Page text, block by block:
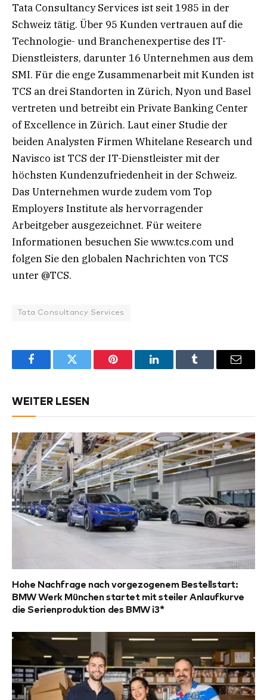
Tata Consultancy Services ist seit 1985 in der
Schweiz tätig. Über 95 Kunden vertrauen auf die
Technologie- und Branchenexpertise des IT-
Dienstleisters, darunter 16 Unternehmen aus dem
SMI. Für die enge Zusammenarbeit mit Kunden ist
TCS an drei Standorten in Zürich, Nyon und Basel
vertreten und betreibt ein Private Banking Center
of Excellence in Zürich. Laut einer Studie der
beiden Analysten Firmen Whitelane Research und
Navisco ist TCS der IT-Dienstleister mit der
höchsten Kundenzufriedenheit in der Schweiz.
Das Unternehmen wurde zudem vom Top
Employers Institute als hervorragender
Arbeitgeber ausgezeichnet. Für weitere
Informationen besuchen Sie www.tcs.com und
folgen Sie den globalen Nachrichten von TCS
unter @TCS.
Tata Consultancy Services
FacebookTwitter Pinterest LinkedInTumblr Email
WEITER LESEN
Hohe Nachfrage nach vorgezogenem Bestellstart:
BMW Werk München startet mit steiler Anlaufkurve
die Serienproduktion des BMW i3*